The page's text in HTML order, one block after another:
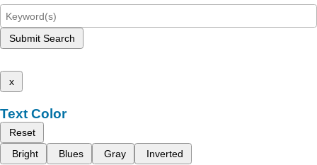
Submit Search
x
Text Color
Reset
Bright
Blues Gray Inverted